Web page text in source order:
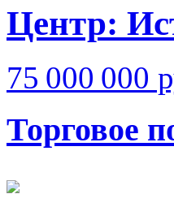
Центр:
75 000 000
Торговое